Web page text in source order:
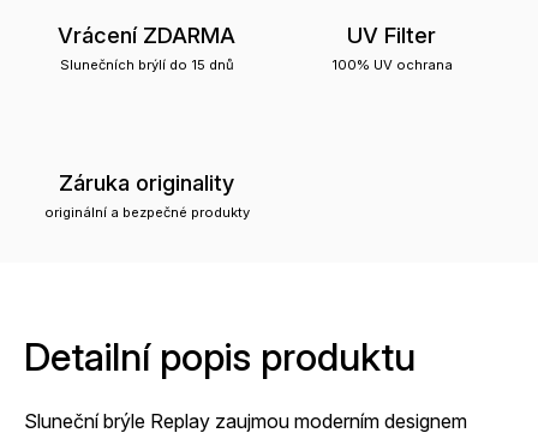
Vrácení ZDARMA
Slunečních brýlí do 15 dnů
UV Filter
100% UV ochrana
Záruka originality
originální a bezpečné produkty
Detailní popis produktu
Sluneční brýle Replay zaujmou moderním designem